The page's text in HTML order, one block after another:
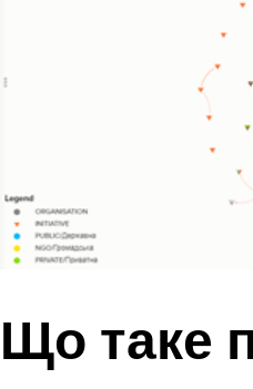
Що таке